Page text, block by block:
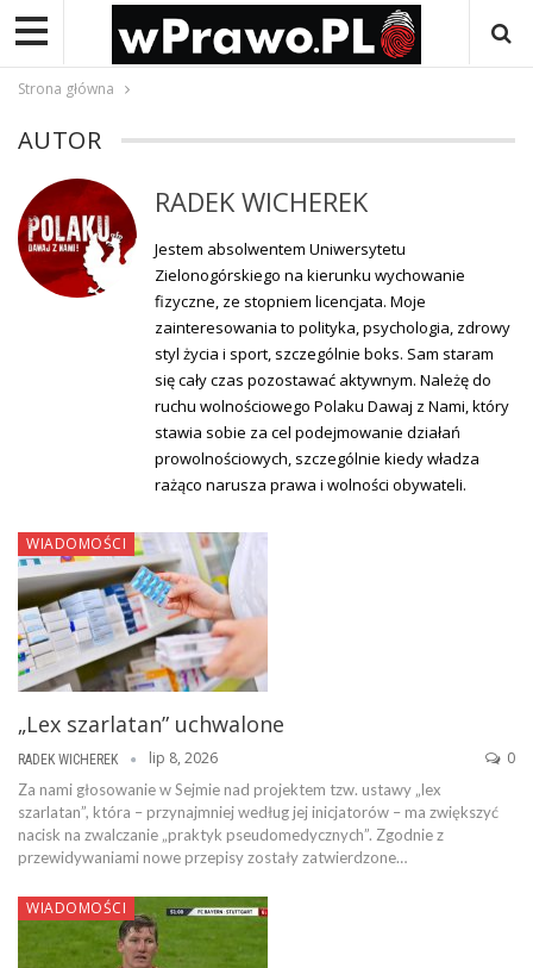
Strona główna
AUTOR
RADEK WICHEREK
Jestem absolwentem Uniwersytetu
Zielonogórskiego na kierunku wychowanie
fizyczne, ze stopniem licencjata. Moje
zainteresowania to polityka, psychologia, zdrowy
styl życia i sport, szczególnie boks. Sam staram
się cały czas pozostawać aktywnym. Należę do
ruchu wolnościowego Polaku Dawaj z Nami, który
stawia sobie za cel podejmowanie działań
prowolnościowych, szczególnie kiedy władza
rażąco narusza prawa i wolności obywateli.
WIADOMOŚCI
„Lex szarlatan” uchwalone
RADEK WICHEREK lip 8, 2026 0
Za nami głosowanie w Sejmie nad projektem tzw. ustawy „lex
szarlatan”, która – przynajmniej według jej inicjatorów – ma zwiększyć
nacisk na zwalczanie „praktyk pseudomedycznych”. Zgodnie z
przewidywaniami nowe przepisy zostały zatwierdzone…
WIADOMOŚCI